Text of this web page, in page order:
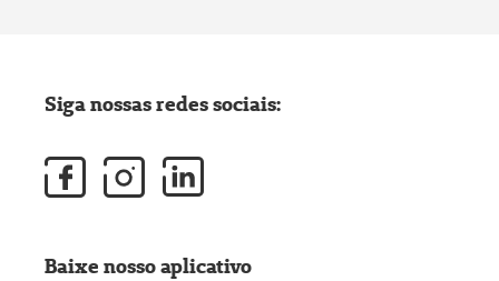
Siga nossas redes sociais:
Baixe nosso aplicativo